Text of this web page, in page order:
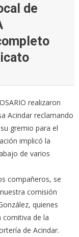
de
realizaron
Acindar reclamando
gremio para el
implicó la
de varios
compañeros, se
comisión
quienes
comitiva de la
de Acindar.